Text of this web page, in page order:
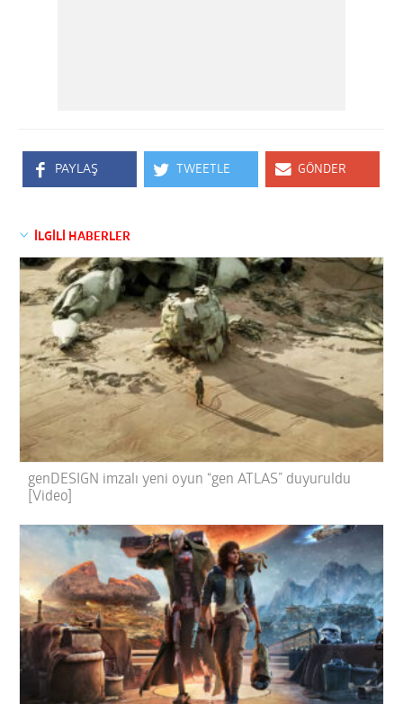
PAYLAŞ TWEETLE GÖNDER
İLGİLİ HABERLER
genDESIGN imzalı yeni oyun “gen ATLAS” duyuruldu
[Video]